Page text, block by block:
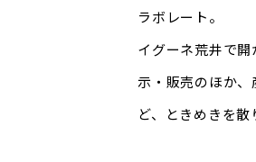
ラボレート。
イグーネ荒井で
示・販売のほか
ど、ときめきを散